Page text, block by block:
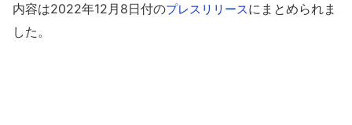
内容は2022年12月8日付のプレスリリースにまとめられま
した。